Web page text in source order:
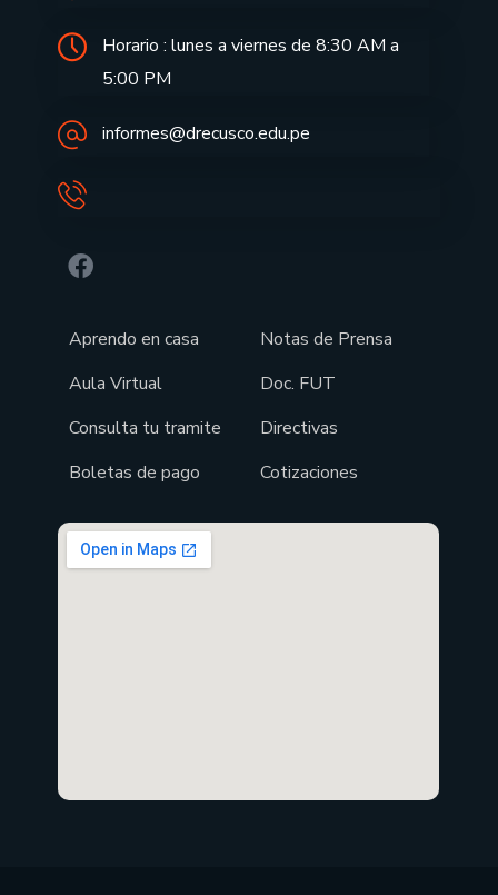
Horario : lunes a viernes de 8:30 AM a
5:00 PM
informes@drecusco.edu.pe
Aprendo en casa
Aula Virtual
Consulta tu tramite
Boletas de pago
Notas de Prensa
Doc. FUT
Directivas
Cotizaciones